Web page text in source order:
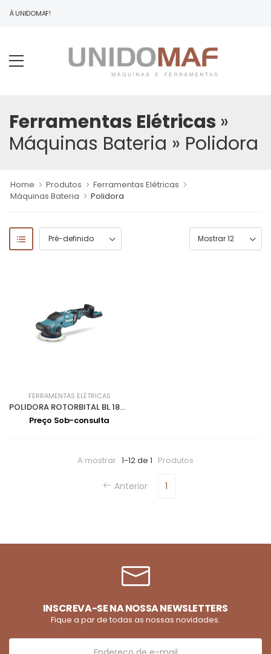
À UNIDOMAF!
Ferramentas Elétricas»
Máquinas Bateria » Polidora
Home Produtos
Ferramentas Elétricas
Máquinas Bateria
Polidora
FERRAMENTAS ELÉTRICAS
POLIDORA ROTORBITAL BL 18V LXT LIX/POLIR/REBARB DPO600Z
Preço Sob-consulta
A mostrar 1-12 de 1 Produtos
Anterior 1
INSCREVA-SE NA NOSSA NEWSLETTERS
Fique a par de todas as nossas novidades.